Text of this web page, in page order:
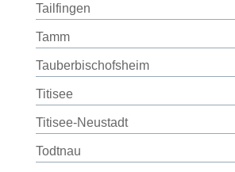
Tailfingen
Tamm
Tauberbischofsheim
Titisee
Titisee-Neustadt
Todtnau